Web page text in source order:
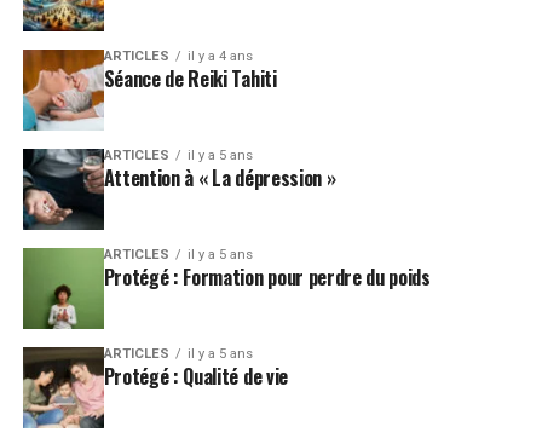
ARTICLES il y a 4 ans
Séance de Reiki Tahiti
ARTICLES il y a 5 ans
Attention à « La dépression »
ARTICLES il y a 5 ans
Protégé : Formation pour perdre du poids
ARTICLES il y a 5 ans
Protégé : Qualité de vie